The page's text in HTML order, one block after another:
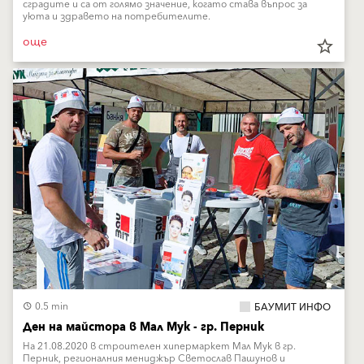
сградите и са от голямо значение, когато става въпрос за
уюта и здравето на потребителите.
още star_border
0.5 min БАУМИТ ИНФО
Ден на майстора в Мал Мук - гр. Пeрник
На 21.08.2020 в строителен хипермаркет Мал Мук в гр.
Перник, регионалния мениджър Светослав Пашунов и